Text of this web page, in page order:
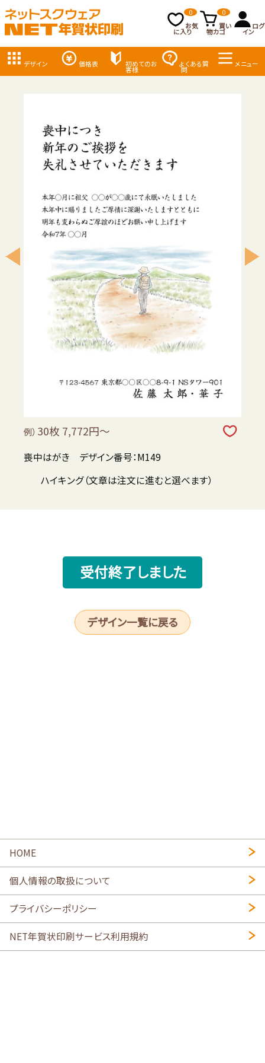
お気
に入り
0
買い
物カゴ
0
ログ
イン
デザイン 価格表 初めてのお
客様
よくある質
問
メニュー
例） 30枚 7,772円～
喪中はがき デザイン番号：M149
ハイキング（文章は注文に進むと選べます）
受付終了しました
デザイン一覧に戻る
HOME
個人情報の取扱について
プライバシーポリシー
NET年賀状印刷サービス利用規約